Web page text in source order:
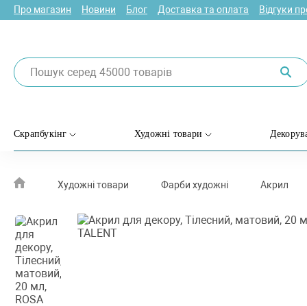
Про магазин Новини Блог Доставка та оплата Відгуки
Скрапбукінг Художні товари
Художні товари Фарби художні Акрил